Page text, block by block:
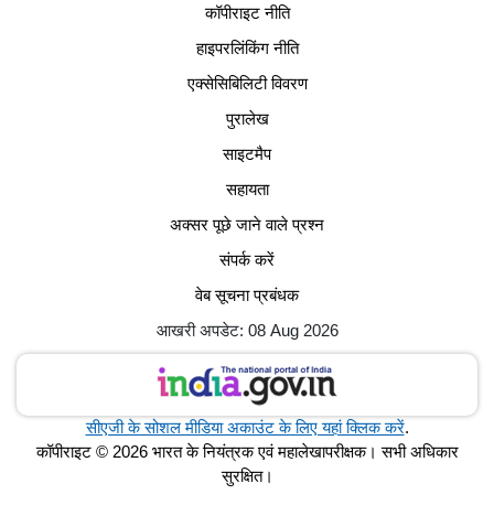
कॉपीराइट नीति
हाइपरलिंकिंग नीति
एक्सेसिबिलिटी विवरण
पुरालेख
साइटमैप
सहायता
अक्सर पूछे जाने वाले प्रश्न
संपर्क करें
वेब सूचना प्रबंधक
आखरी अपडेट: 08 Aug 2026
सीएजी के सोशल मीडिया अकाउंट के लिए यहां क्लिक करें.
कॉपीराइट © 2026 भारत के नियंत्रक एवं महालेखापरीक्षक। सभी अधिकार
सुरक्षित।